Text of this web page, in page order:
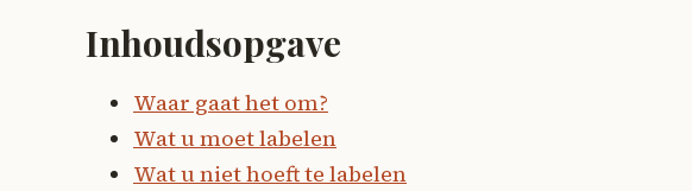
Inhoudsopgave
Waar gaat het om?
Wat u moet labelen
Wat u niet hoeft te labelen